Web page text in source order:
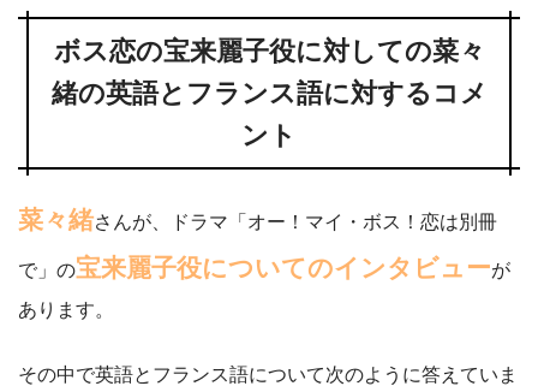
ボス恋の宝来麗子役に対しての菜々
緒の英語とフランス語に対するコメ
ント
菜々緒さんが、ドラマ「オー！マイ・ボス！恋は別冊
で」の宝来麗子役についてのインタビューが
あります。
その中で英語とフランス語について次のように答えていま